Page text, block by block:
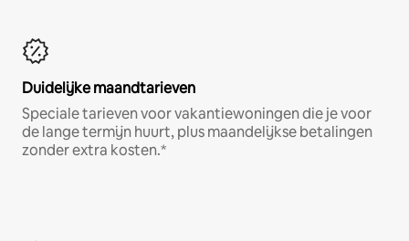
Duidelijke maandtarieven
Speciale tarieven voor vakantiewoningen die je voor
de lange termijn huurt, plus maandelijkse betalingen
zonder extra kosten.*